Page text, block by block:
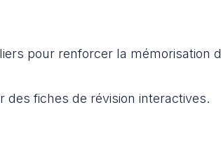
pour renforcer la mémorisation
fiches de révision interactives.